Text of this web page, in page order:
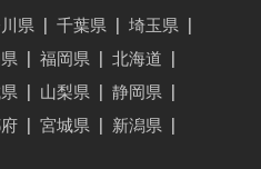
県 千葉県 埼玉県
福岡県 北海道
山梨県 静岡県
宮城県 新潟県